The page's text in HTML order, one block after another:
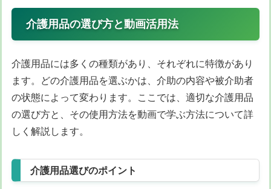
介護用品の選び方と動画活用法
介護用品には多くの種類があり、それぞれに特徴があり
ます。どの介護用品を選ぶかは、介助の内容や被介助者
の状態によって変わります。ここでは、適切な介護用品
の選び方と、その使用方法を動画で学ぶ方法について詳
しく解説します。
介護用品選びのポイント